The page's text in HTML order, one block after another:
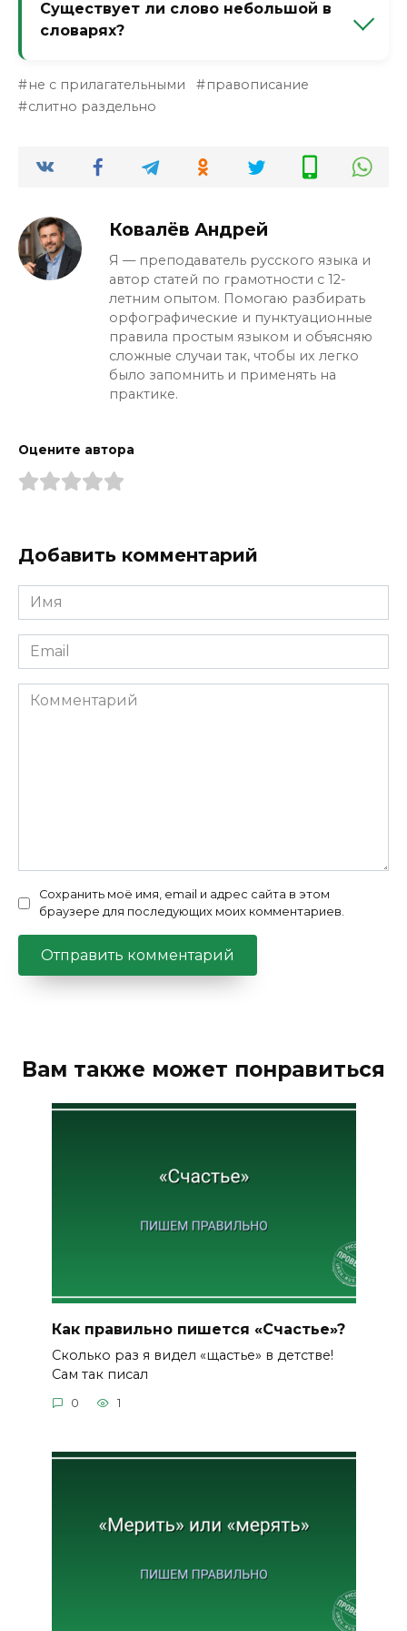
опыт» = опыт не является большим (может
быть средним или маленьким).
Существует ли слово небольшой в
словарях?
Оно означает «маленький,
незначительный по размеру».
не с прилагательными
правописание
слитно раздельно
Ковалёв Андрей
Я — преподаватель русского языка и
автор статей по грамотности с 12-
летним опытом. Помогаю разбирать
орфографические и пунктуационные
правила простым языком и объясняю
сложные случаи так, чтобы их легко
было запомнить и применять на
практике.
Оцените автора
Добавить комментарий
Имя
*
Email
*
Комментарий
Сохранить моё имя, email и адрес сайта в этом
браузере для последующих моих комментариев.
Вам также может понравиться
Как правильно пишется «Счастье»?
Сколько раз я видел «щастье» в детстве!
Сам так писал
0 1